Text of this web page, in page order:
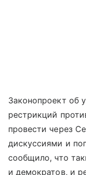
Законопроект об
рестрикций
провести через
дискуссиями и
сообщило, что
и демократов, и